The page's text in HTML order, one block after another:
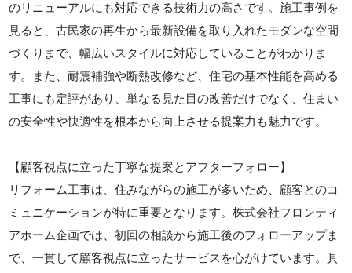
のリニューアルにも対応できる技術力の高さです。施工事例を
見ると、古民家の再生から最新設備を取り入れたモダンな空間
づくりまで、幅広いスタイルに対応していることがわかりま
す。また、耐震補強や断熱改修など、住宅の基本性能を高める
工事にも定評があり、単なる見た目の改善だけでなく、住まい
の安全性や快適性を根本から向上させる提案力も魅力です。
【顧客視点に立った丁寧な提案とアフターフォロー】
リフォーム工事は、住みながらの施工が多いため、顧客とのコ
ミュニケーションが特に重要となります。株式会社フロンティ
アホーム企画では、初回の相談から施工後のフォローアップま
で、一貫して顧客視点に立ったサービスを心がけています。具